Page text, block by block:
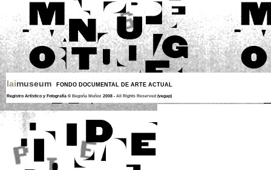
laimuseum FONDO DOCUMENTAL DE ARTE ACTUAL
Registro Artístico y Fotografía © Begoña Muñoz 2008 - All Rights Reserved (vegap)